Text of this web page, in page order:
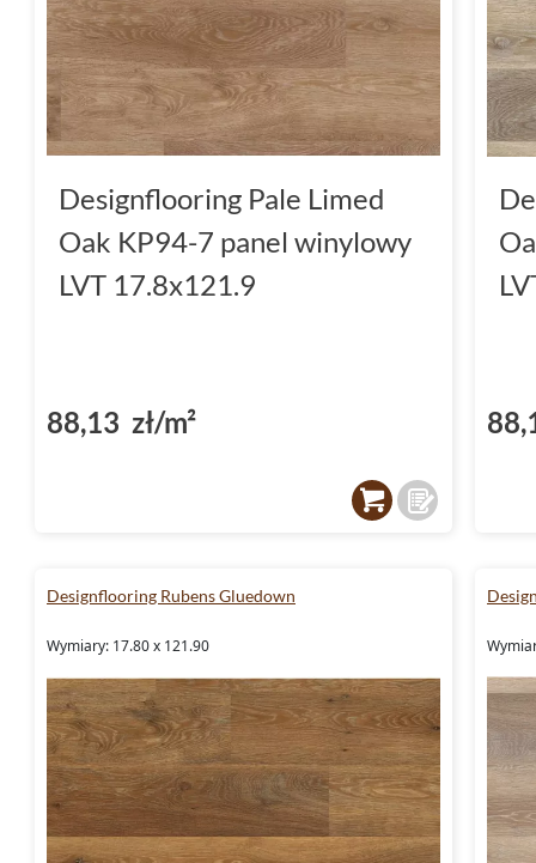
Designflooring Pale Limed
Oak KP94-7 panel winylowy
LVT 17.8x121.9
88,13 zł/m²
Designflooring Rubens Gluedown
Wymiary: 17.80 x 121.90